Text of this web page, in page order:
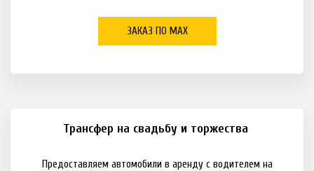
ЗАКАЗ ПО МАХ
Трансфер на свадьбу и торжества
Предоставляем автомобили в аренду с водителем на